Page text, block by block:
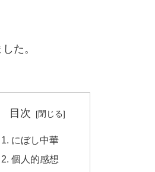
た。
目次
にぼし中華
個人的感想